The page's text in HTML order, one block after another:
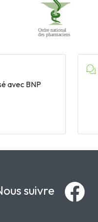
avec BNP
suivre